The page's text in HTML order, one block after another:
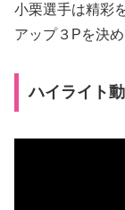
小栗選手は精彩
アップ３Pを決め
ハイライト